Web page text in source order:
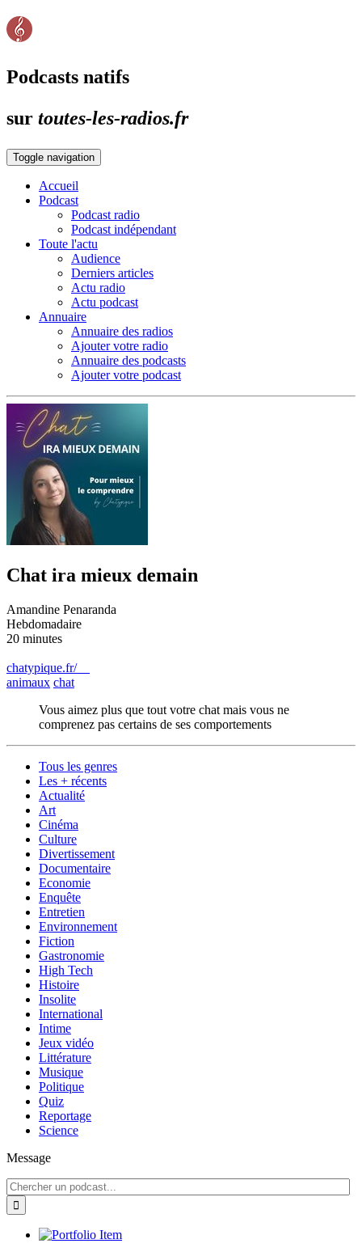
Podcasts natifs
sur toutes-les-radios.fr
Toggle navigation
Accueil
Podcast
Podcast radio
Podcast indépendant
Toute l'actu
Audience
Derniers articles
Actu radio
Actu podcast
Annuaire
Annuaire des radios
Ajouter votre radio
Annuaire des podcasts
Ajouter votre podcast
Chat ira mieux demain
Amandine Penaranda
Hebdomadaire
20 minutes
chatypique.fr/
animaux chat
Vous aimez plus que tout votre chat mais vous ne
comprenez pas certains de ses comportements
Tous les genres
Les + récents
Actualité
Art
Cinéma
Culture
Divertissement
Documentaire
Economie
Enquête
Entretien
Environnement
Fiction
Gastronomie
High Tech
Histoire
Insolite
International
Intime
Jeux vidéo
Littérature
Musique
Politique
Quiz
Reportage
Science
Message